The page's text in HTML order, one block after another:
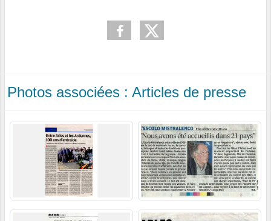
Photos associées : Articles de presse